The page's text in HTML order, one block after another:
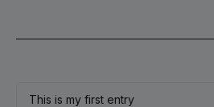
This is my first entry